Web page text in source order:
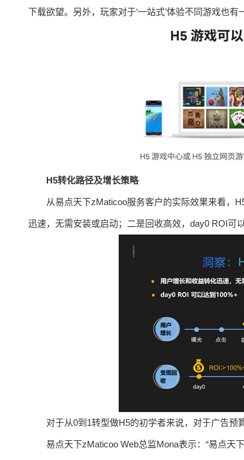
下载欲望。另外，玩家对于‘一站式’体验不同游戏也
H5转化路径及增长策略
从易点天下zMaticoo服务客户的实际效果来看，
迅速，无需安装或启动；二是回收高效，day0 ROI可
对于从0到1转型做H5的初学者来说，对于广告预
易点天下zMaticoo Web总监Mona表示：“易点天